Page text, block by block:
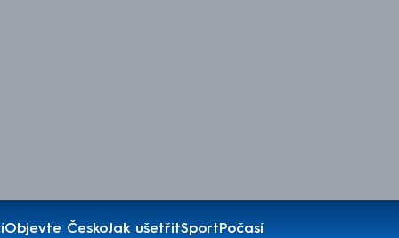
Objevte ČeskoJak ušetřitSportPočasí